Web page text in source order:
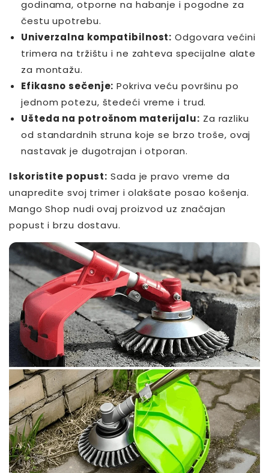
godinama, otporne na habanje i pogodne za
čestu upotrebu.
Univerzalna kompatibilnost: Odgovara većini
trimera na tržištu i ne zahteva specijalne alate
za montažu.
Efikasno sečenje: Pokriva veću površinu po
jednom potezu, štedeći vreme i trud.
Ušteda na potrošnom materijalu: Za razliku
od standardnih struna koje se brzo troše, ovaj
nastavak je dugotrajan i otporan.
Iskoristite popust: Sada je pravo vreme da
unapredite svoj trimer i olakšate posao košenja.
Mango Shop nudi ovaj proizvod uz značajan
popust i brzu dostavu.